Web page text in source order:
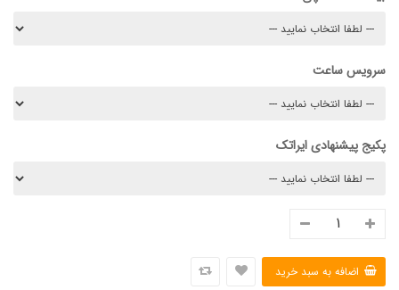
سرویس ساعت
پکیج پیشنهادی ایراتک